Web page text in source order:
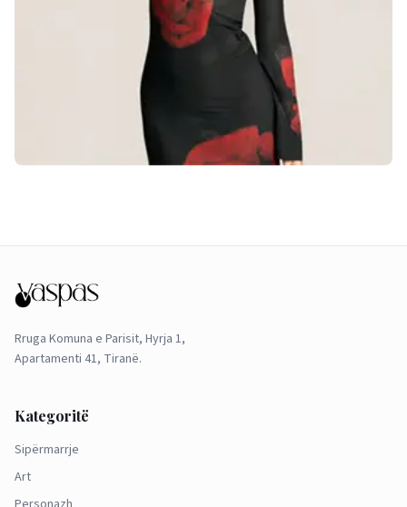
Rruga Komuna e Parisit, Hyrja 1,
Apartamenti 41, Tiranë.
Kategoritë
Sipërmarrje
Art